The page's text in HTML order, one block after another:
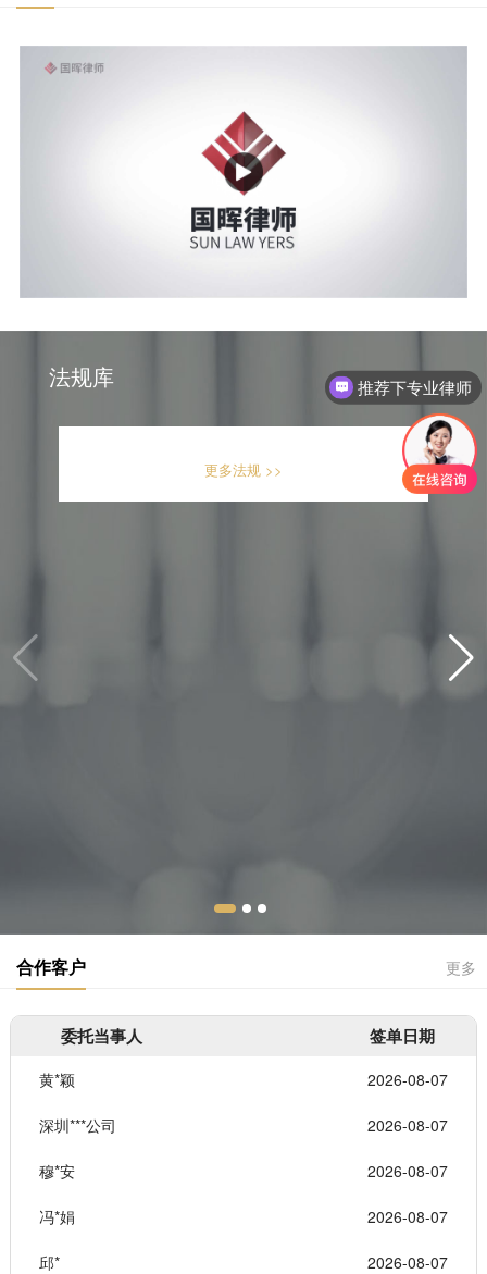
法规库
更多法规 >>
更多
合作客户
委托当事人 签单日期
黄*颖 2026-08-07
深圳***公司 2026-08-07
穆*安 2026-08-07
冯*娟 2026-08-07
邱* 2026-08-07
推荐下专业律师